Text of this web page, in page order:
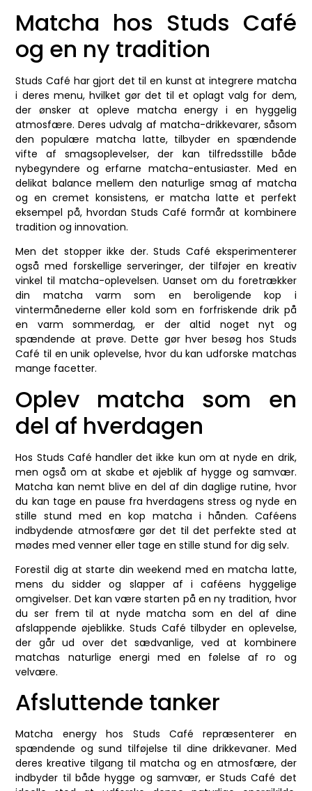
Matcha hos Studs Café
og en ny tradition
Studs Café har gjort det til en kunst at integrere matcha
i deres menu, hvilket gør det til et oplagt valg for dem,
der ønsker at opleve matcha energy i en hyggelig
atmosfære. Deres udvalg af matcha-drikkevarer, såsom
den populære matcha latte, tilbyder en spændende
vifte af smagsoplevelser, der kan tilfredsstille både
nybegyndere og erfarne matcha-entusiaster. Med en
delikat balance mellem den naturlige smag af matcha
og en cremet konsistens, er matcha latte et perfekt
eksempel på, hvordan Studs Café formår at kombinere
tradition og innovation.
Men det stopper ikke der. Studs Café eksperimenterer
også med forskellige serveringer, der tilføjer en kreativ
vinkel til matcha-oplevelsen. Uanset om du foretrækker
din matcha varm som en beroligende kop i
vintermånederne eller kold som en forfriskende drik på
en varm sommerdag, er der altid noget nyt og
spændende at prøve. Dette gør hver besøg hos Studs
Café til en unik oplevelse, hvor du kan udforske matchas
mange facetter.
Oplev matcha som en
del af hverdagen
Hos Studs Café handler det ikke kun om at nyde en drik,
men også om at skabe et øjeblik af hygge og samvær.
Matcha kan nemt blive en del af din daglige rutine, hvor
du kan tage en pause fra hverdagens stress og nyde en
stille stund med en kop matcha i hånden. Caféens
indbydende atmosfære gør det til det perfekte sted at
mødes med venner eller tage en stille stund for dig selv.
Forestil dig at starte din weekend med en matcha latte,
mens du sidder og slapper af i caféens hyggelige
omgivelser. Det kan være starten på en ny tradition, hvor
du ser frem til at nyde matcha som en del af dine
afslappende øjeblikke. Studs Café tilbyder en oplevelse,
der går ud over det sædvanlige, ved at kombinere
matchas naturlige energi med en følelse af ro og
velvære.
Afsluttende tanker
Matcha energy hos Studs Café repræsenterer en
spændende og sund tilføjelse til dine drikkevaner. Med
deres kreative tilgang til matcha og en atmosfære, der
indbyder til både hygge og samvær, er Studs Café det